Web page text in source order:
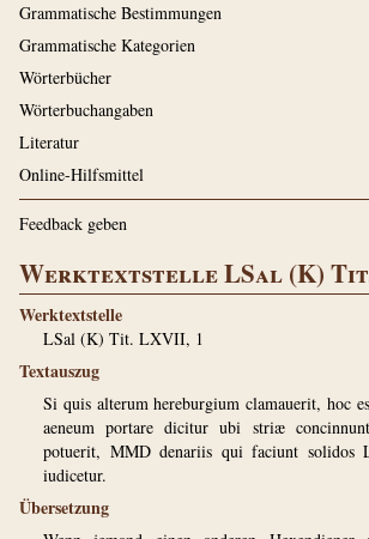
Grammatische Bestimmungen
Grammatische Kategorien
Wörterbücher
Wörterbuchangaben
Literatur
Online-Hilfsmittel
Feedback geben
Werktextstelle LSal (K)
Werktextstelle
LSal (K) Tit. LXVII, 1
Textauszug
Si quis alterum hereburgium clamauerit, hoc
aeneum portare dicitur ubi striæ
potuerit, MMD denariis qui faciunt solidos
iudicetur.
Übersetzung